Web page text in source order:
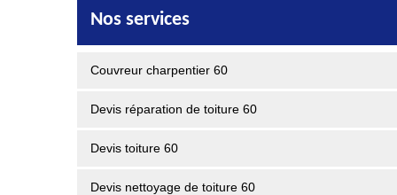
Nos services
Couvreur charpentier 60
Devis réparation de toiture 60
Devis toiture 60
Devis nettoyage de toiture 60